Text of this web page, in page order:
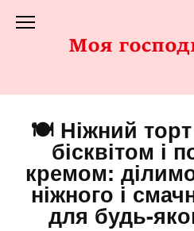
до
🍽️ Ніжний
бісквітом і
кремом:
ніжного і
для будь-